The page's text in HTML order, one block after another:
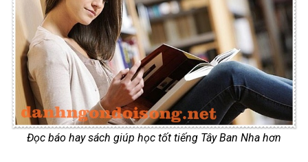
Đọc báo hay sách giúp học tốt tiếng Tây Ban Nha hơn